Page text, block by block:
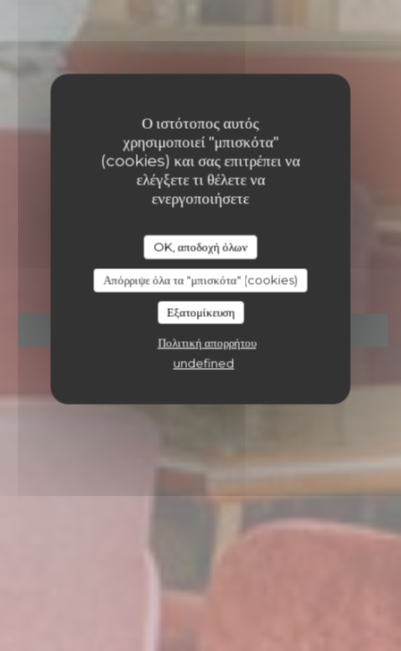
Ο ιστότοπος αυτός
χρησιμοποιεί "μπισκότα"
(cookies) και σας επιτρέπει να
ελέγξετε τι θέλετε να
ενεργοποιήσετε
OK, αποδοχή όλων
Απόρριψε όλα τα "μπισκότα" (cookies)
Εξατομίκευση
Πολιτική απορρήτου
undefined
LA PASSAGÈRE
LA PASSAGÈRE
ΤΣΆΙ ΣΠΊΤΙ & ΕΣΤΙΑΤΌΡΙΟ
NANTES